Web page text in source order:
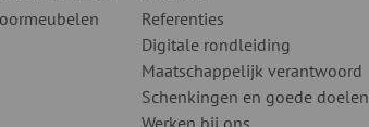
Referenties
Digitale rondleiding
Maatschappelijk verantwoord
Schenkingen en goede doelen
Werken bij ons